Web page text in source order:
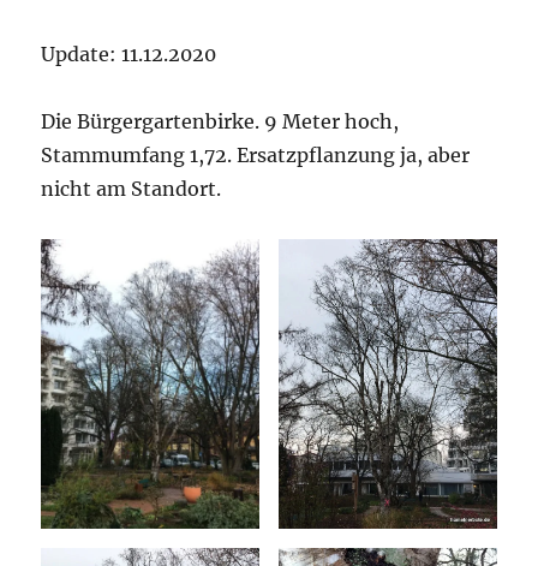
Update: 11.12.2020
Die Bürgergartenbirke. 9 Meter hoch,
Stammumfang 1,72. Ersatzpflanzung ja, aber
nicht am Standort.